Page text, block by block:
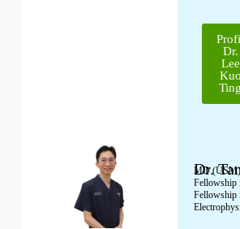
Dr.
Lee
Kuo
Ting
Dr.
MD
Fellowship
Fellowship